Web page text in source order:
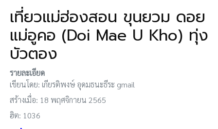
เที่ยวแม่ฮ่องสอน ขุนยวม ดอย
แม่อูคอ (Doi Mae U Kho) ทุ่ง
บัวตอง
รายละเอียด
เขียนโดย: เกียรติพงษ์ อุดมธนะธีระ gmail
สร้างเมื่อ: 18 พฤศจิกายน 2565
ฮิต: 1036